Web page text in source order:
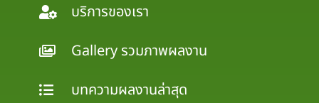
บริการของเรา
Gallery รวมภาพผลงาน
บทความผลงานล่าสุด